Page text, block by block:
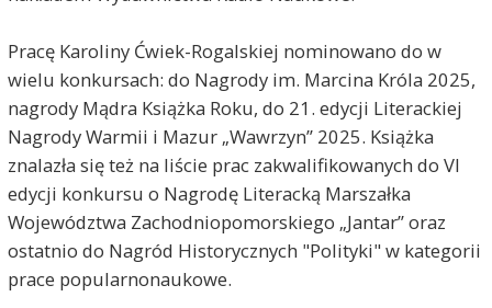
Pracę Karoliny Ćwiek-Rogalskiej nominowano do w
wielu konkursach: do Nagrody im. Marcina Króla 2025,
nagrody Mądra Książka Roku, do 21. edycji Literackiej
Nagrody Warmii i Mazur „Wawrzyn” 2025. Książka
znalazła się też na liście prac zakwalifikowanych do VI
edycji konkursu o Nagrodę Literacką Marszałka
Województwa Zachodniopomorskiego „Jantar” oraz
ostatnio do Nagród Historycznych "Polityki" w kategorii
prace popularnonaukowe.